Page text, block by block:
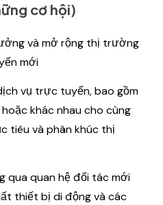
cơ hội)
và mở rộng thị trường
mới
vụ trực tuyến, bao gồm
khác nhau cho cùng
tiêu và phân khúc thị
qua quan hệ đối tác mới
thiết bị di động và các